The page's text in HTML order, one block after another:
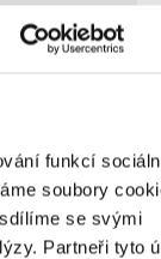
funkcí
soubory
se svými
Partneři tyto